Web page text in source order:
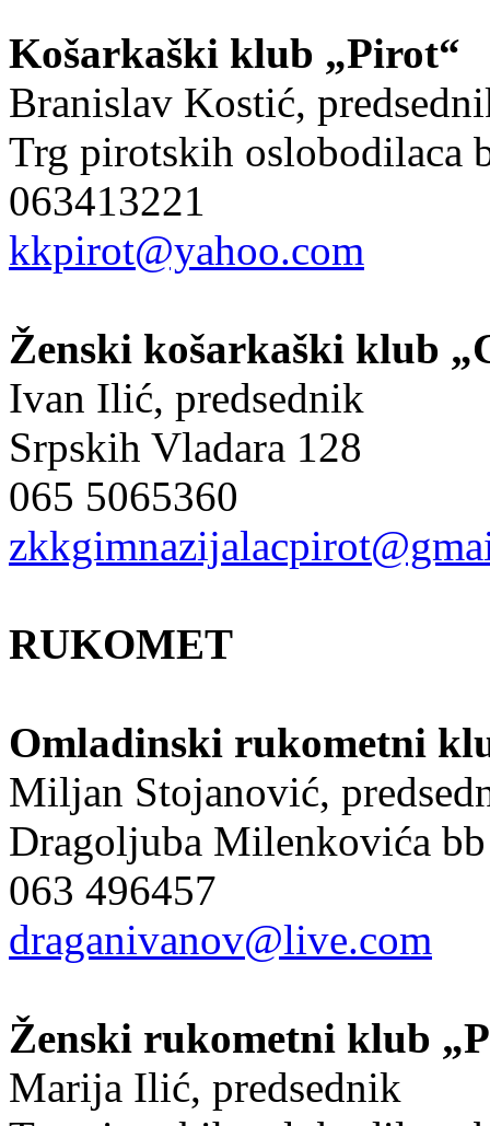
Košarkaški klub „Pirot“
Branislav Kostić,
Trg pirotskih oslobodilaca
063413221
kkpirot@yahoo.com
Ženski košarkaški klub
Ivan Ilić, predsednik
Srpskih Vladara 128
065 5065360
RUKOMET
Omladinski rukometni
Miljan Stojanović,
Dragoljuba Milenkovića bb
063 496457
draganivanov@live.com
Ženski rukometni klub
Marija Ilić, predsednik